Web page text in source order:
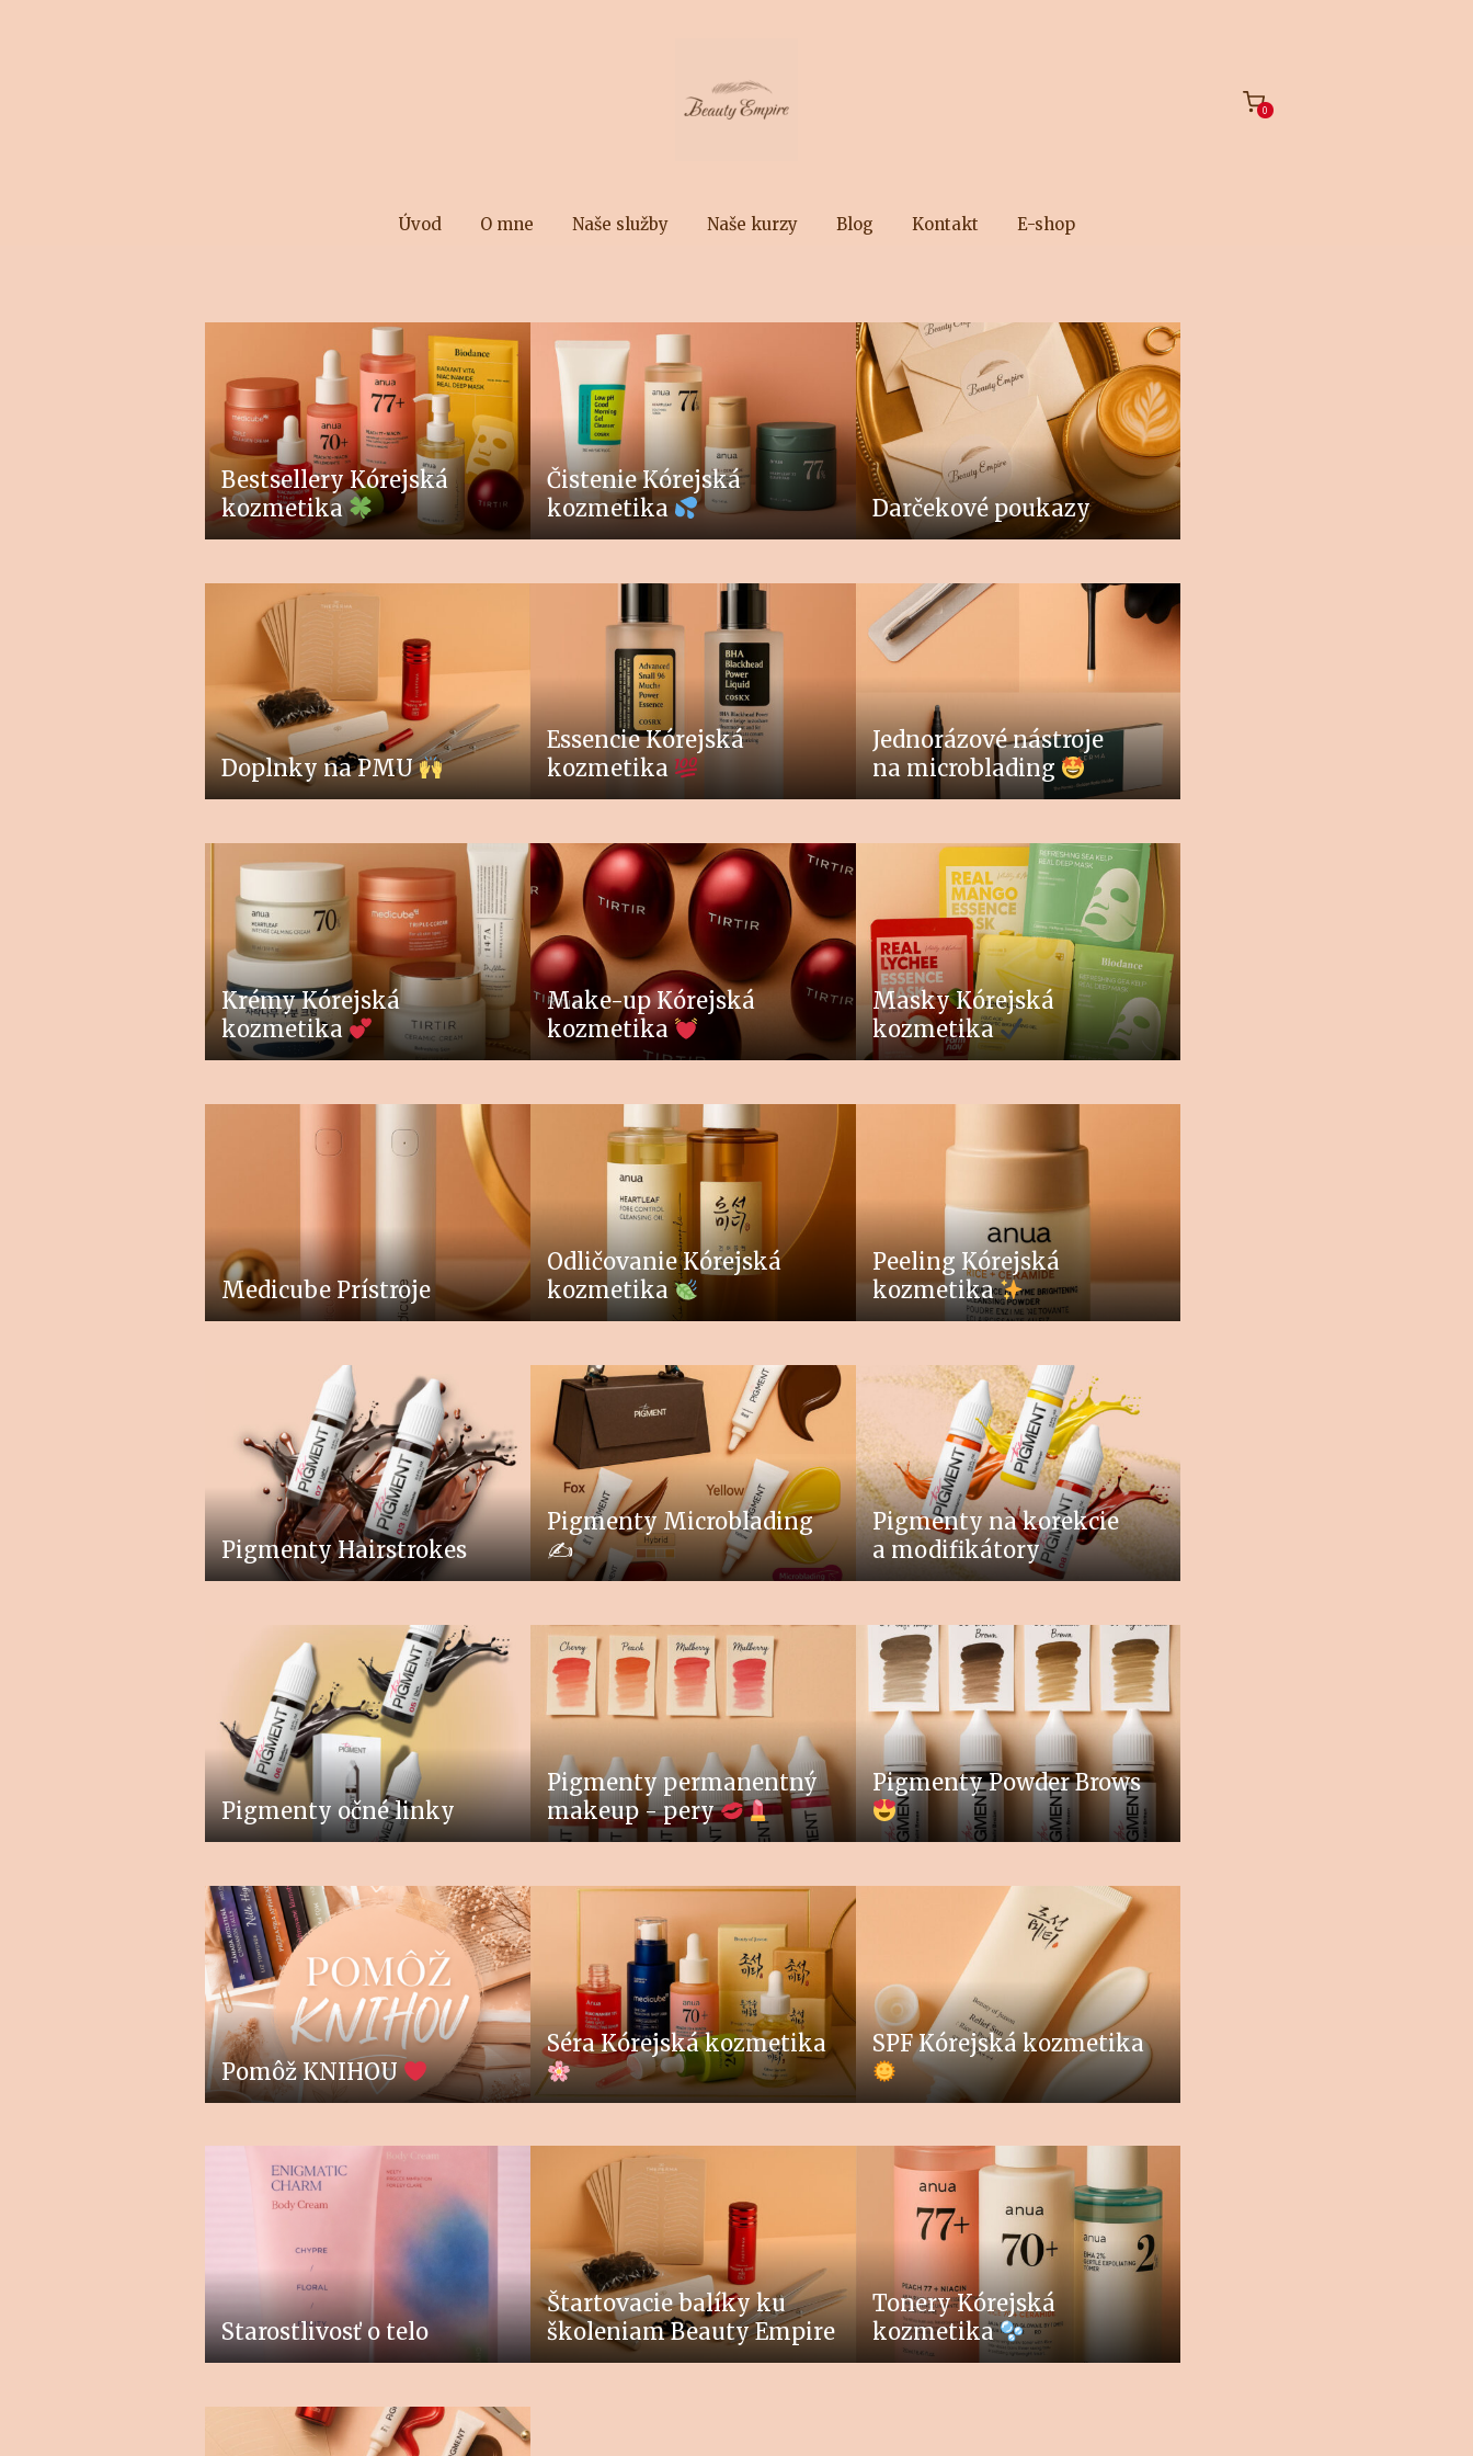
0
Úvod O mne Naše služby Naše kurzy Blog Kontakt E-shop
Bestsellery Kórejská
kozmetika
Čistenie Kórejská
kozmetika
Darčekové poukazy
Doplnky na PMU
Essencie Kórejská
kozmetika
Jednorázové nástroje
na microblading
Krémy Kórejská
kozmetika
Make-up Kórejská
kozmetika
Masky Kórejská
kozmetika
Medicube Prístroje
Odličovanie Kórejská
kozmetika
Peeling Kórejská
kozmetika
Pigmenty Hairstrokes
Pigmenty Microblading
✍️
Pigmenty na korekcie
a modifikátory
Pigmenty očné linky
Pigmenty permanentný
makeup - pery
Pigmenty Powder Brows
Pomôž KNIHOU
Séra Kórejská kozmetika SPF Kórejská kozmetika
Starostlivosť o telo
Štartovacie balíky ku
školeniam Beauty Empire
Tonery Kórejská
kozmetika